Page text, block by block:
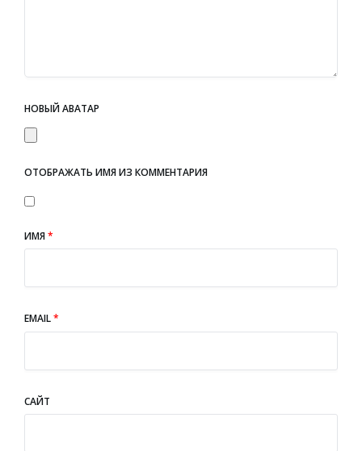
НОВЫЙ АВАТАР
ОТОБРАЖАТЬ ИМЯ ИЗ КОММЕНТАРИЯ
ИМЯ*
EMAIL*
САЙТ